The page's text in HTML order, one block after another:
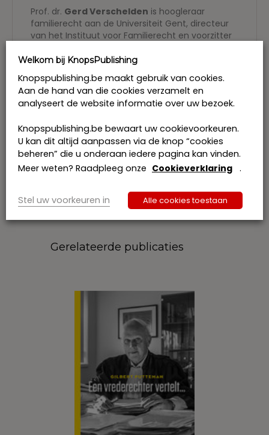
Prof. dr. Gerd Verschelden is hoogleraar
familierecht aan de Universiteit Gent, directeur
van het Instituut voor Familierecht en voorzitter
Ondernemingsrecht.
MevrouwLise Voetis geassocieerd notaris te
Zwevegem en praktijkassistente bij dezelfde
vakgroep.
studienamiddagen georganiseerd door
KnopsPublishing in het voorjaar van 2019 op
verschillende locaties in Vlaanderen, waarop
beide auteurs optraden: Gerd Verschelden als
Gerelateerde publicaties
Welkom bij KnopsPublishing
Knopspublishing.be maakt gebruik van cookies.
Aan de hand van die cookies verzamelt en
analyseert de website informatie over uw bezoek.
Knopspublishing.be bewaart uw cookievoorkeuren.
U kan dit altijd aanpassen via de knop “cookies
beheren” die u onderaan iedere pagina kan vinden.
Meer weten? Raadpleeg onze Cookieverklaring .
Stel uw voorkeuren in Alle cookies toestaan